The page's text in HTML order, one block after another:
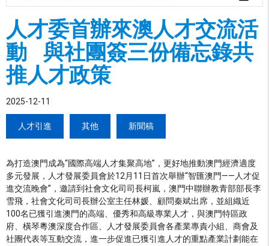
人才委首辦來澳人才交流活
動 與社團簽三份備忘錄共
推人才政策
2025-12-11
人才引進 其他 新聞稿
為打造澳門成為“國際高端人才集聚高地”，更好地推動澳門經濟適度
多元發展，人才發展委員會於12月11日首次舉辦“智匯澳門——人才促
進交流晚會”，邀請到社會文化司司長柯嵐，澳門中聯辦教青部部長李
雪飛，社會文化司司長辦公室主任林媛、顧問秦斌出席，並組織近
100名已獲引進澳門的高端、優秀和高級專業人才，與澳門特區政
府、橫琴粵澳深度合作區、人才發展委員會各產業專責小組、商會及
社團代表等互動交流，進一步促進已獲引進人才的重點產業計劃能在